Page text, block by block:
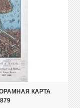
КАРТА